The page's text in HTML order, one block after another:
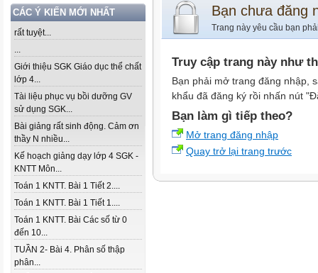
CÁC Ý KIẾN MỚI NHẤT
rất tuyệt...
...
Giới thiệu SGK Giáo dục thể chất
lớp 4...
Tài liệu phục vụ bồi dưỡng GV
sử dụng SGK...
Bài giảng rất sinh động. Cảm ơn
thầy N nhiều...
Kế hoạch giảng dạy lớp 4 SGK -
KNTT Môn...
Toán 1 KNTT. Bài 1 Tiết 2....
Toán 1 KNTT. Bài 1 Tiết 1....
Toán 1 KNTT. Bài Các số từ 0
đến 10...
TUẦN 2- Bài 4. Phân số thập
phân...
Bạn chưa đăng
Trang này yêu cầu bạn
Truy cập trang này như
Bạn phải mở trang đăng nhập,
khẩu đã đăng ký rồi nhấn nút
Bạn làm gì tiếp theo?
Mở trang đăng nhập
Quay trở lại trang trước